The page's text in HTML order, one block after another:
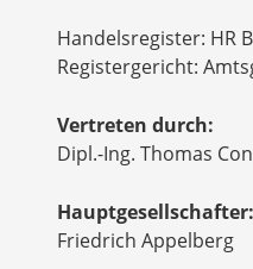
Handelsregister: HR
Registergericht:
Vertreten durch:
Dipl.-Ing. Thomas
Hauptgesellschafter:
Friedrich Appelberg